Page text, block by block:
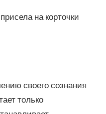
на корточки
своего сознания
только